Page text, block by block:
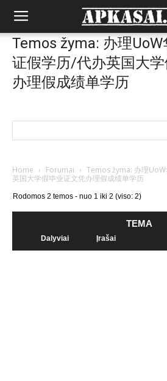
Temos žyma: 办理
证假学历/代办英国大
办理假成绩单学历
Home › Forumai › Temos žyma: 办理
英国大学假毕业证文凭办理假成绩单学历
Rodomos 2 temos - nuo 1 iki 2 (viso: 2)
TEMA
Dalyviai Įrašai